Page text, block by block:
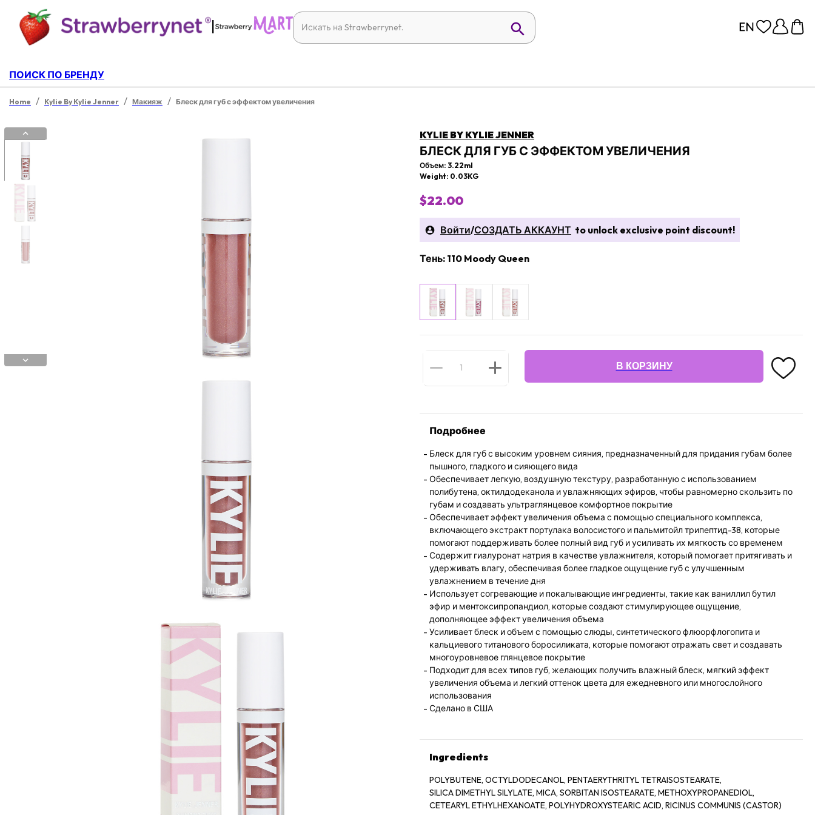
|
ПОИСК ПО БРЕНДУ
Home / Kylie By Kylie Jenner / Макияж / Блеск для губ с эффектом увеличения
KYLIE BY KYLIE JENNER
БЛЕСК ДЛЯ ГУБ С ЭФФЕКТОМ УВЕЛИЧЕНИЯ
Объем: 3.22ml
Weight: 0.03KG
$22.00
Войти/СОЗДАТЬ АККАУНТ to unlock exclusive point discount!
Тень: 110 Moody Queen
В КОРЗИНУ
Подробнее
Блеск для губ с высоким уровнем сияния, предназначенный для придания губам более
пышного, гладкого и сияющего вида
Обеспечивает легкую, воздушную текстуру, разработанную с использованием
полибутена, октилдодеканола и увлажняющих эфиров, чтобы равномерно скользить по
губам и создавать ультраглянцевое комфортное покрытие
Обеспечивает эффект увеличения объема с помощью специального комплекса,
включающего экстракт портулака волосистого и пальмитойл трипептид-38, которые
помогают поддерживать более полный вид губ и усиливать их мягкость со временем
Содержит гиалуронат натрия в качестве увлажнителя, который помогает притягивать и
удерживать влагу, обеспечивая более гладкое ощущение губ с улучшенным
увлажнением в течение дня
Использует согревающие и покалывающие ингредиенты, такие как ваниллил бутил
эфир и ментоксипропандиол, которые создают стимулирующее ощущение,
дополняющее эффект увеличения объема
Усиливает блеск и объем с помощью слюды, синтетического флюорфлогопита и
кальциевого титанового боросиликата, которые помогают отражать свет и создавать
многоуровневое глянцевое покрытие
Подходит для всех типов губ, желающих получить влажный блеск, мягкий эффект
увеличения объема и легкий оттенок цвета для ежедневного или многослойного
использования
Сделано в США
Ingredients
POLYBUTENE, OCTYLDODECANOL, PENTAERYTHRITYL TETRAISOSTEARATE,
SILICA DIMETHYL SILYLATE, MICA, SORBITAN ISOSTEARATE, METHOXYPROPANEDIOL,
CETEARYL ETHYLHEXANOATE, POLYHYDROXYSTEARIC ACID, RICINUS COMMUNIS (CASTOR)